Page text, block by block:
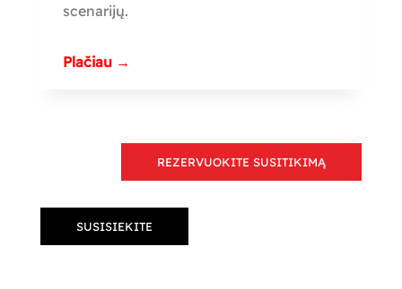
scenarijų.
Plačiau →
REZERVUOKITE SUSITIKIMĄ
SUSISIEKITE